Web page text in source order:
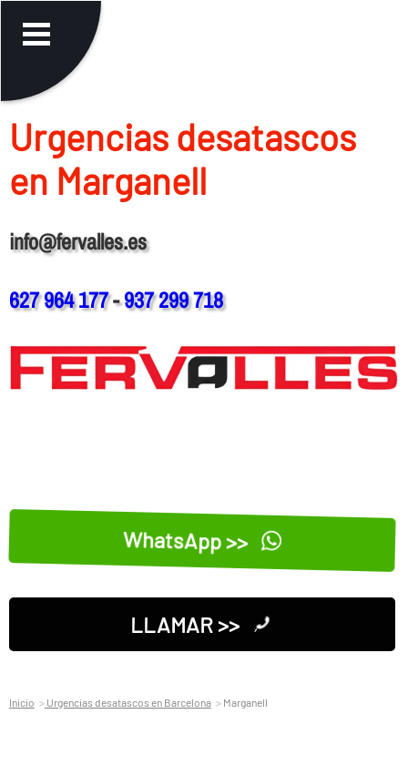
Urgencias desatascos
en Marganell
info@fervalles.es
627 964 177-937 299 718
WhatsApp >>
LLAMAR >>
Inicio Urgencias desatascos en Barcelona Marganell